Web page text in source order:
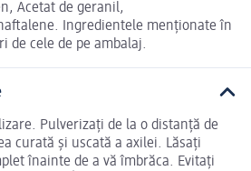
Acetat de geranil,
Ingredientele menționate în
de cele de pe ambalaj.
Pulverizați de la o distanță de
curată și uscată a axilei. Lăsați
înainte de a vă îmbrăca. Evitați